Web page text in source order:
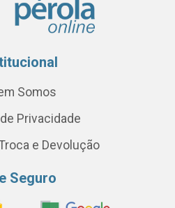
Somos
Privacidade
e Devolução
Seguro